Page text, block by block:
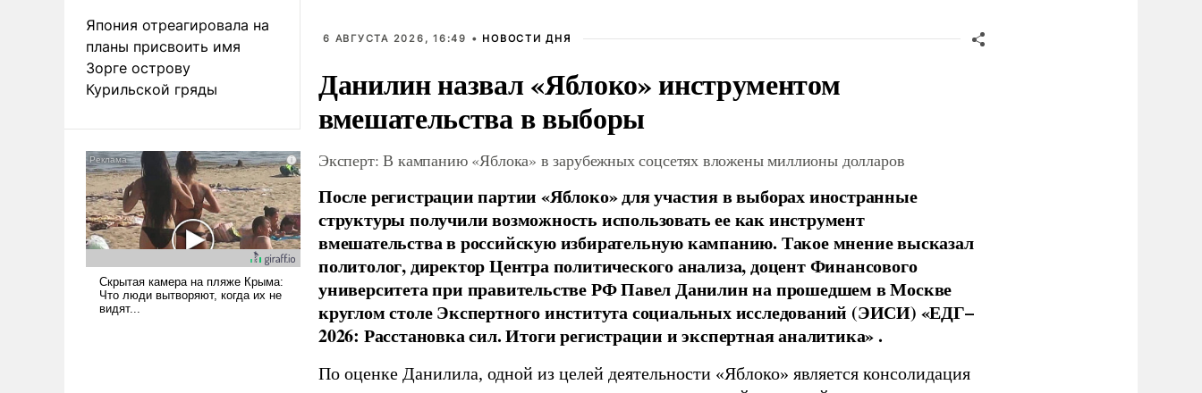
Япония отреагировала на
планы присвоить имя
Зорге острову
Курильской гряды
6 АВГУСТА 2026, 16:49 • НОВОСТИ ДНЯ
Данилин назвал «Яблоко» инструментом
вмешательства в выборы
Эксперт: В кампанию «Яблока» в зарубежных соцсетях вложены миллионы долларов
После регистрации партии «Яблоко» для участия в выборах иностранные
структуры получили возможность использовать ее как инструмент
вмешательства в российскую избирательную кампанию. Такое мнение высказал
политолог, директор Центра политического анализа, доцент Финансового
университета при правительстве РФ Павел Данилин на прошедшем в Москве
круглом столе Экспертного института социальных исследований (ЭИСИ) «ЕДГ–
2026: Расстановка сил. Итоги регистрации и экспертная аналитика» .
По оценке Данилила, одной из целей деятельности «Яблоко» является консолидация